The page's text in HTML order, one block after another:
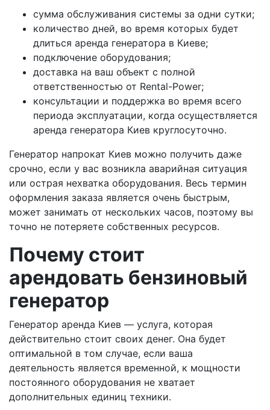
сумма обслуживания системы за одни сутки;
количество дней, во время которых будет
длиться аренда генератора в Киеве;
подключение оборудования;
доставка на ваш объект с полной
ответственностью от Rental-Power;
консультации и поддержка во время всего
периода эксплуатации, когда осуществляется
аренда генератора Киев круглосуточно.
Генератор напрокат Киев можно получить даже
срочно, если у вас возникла аварийная ситуация
или острая нехватка оборудования. Весь термин
оформления заказа является очень быстрым,
может занимать от нескольких часов, поэтому вы
точно не потеряете собственных ресурсов.
Почему стоит
арендовать бензиновый
генератор
Генератор аренда Киев — услуга, которая
действительно стоит своих денег. Она будет
оптимальной в том случае, если ваша
деятельность является временной, к мощности
постоянного оборудования не хватает
дополнительных единиц техники.